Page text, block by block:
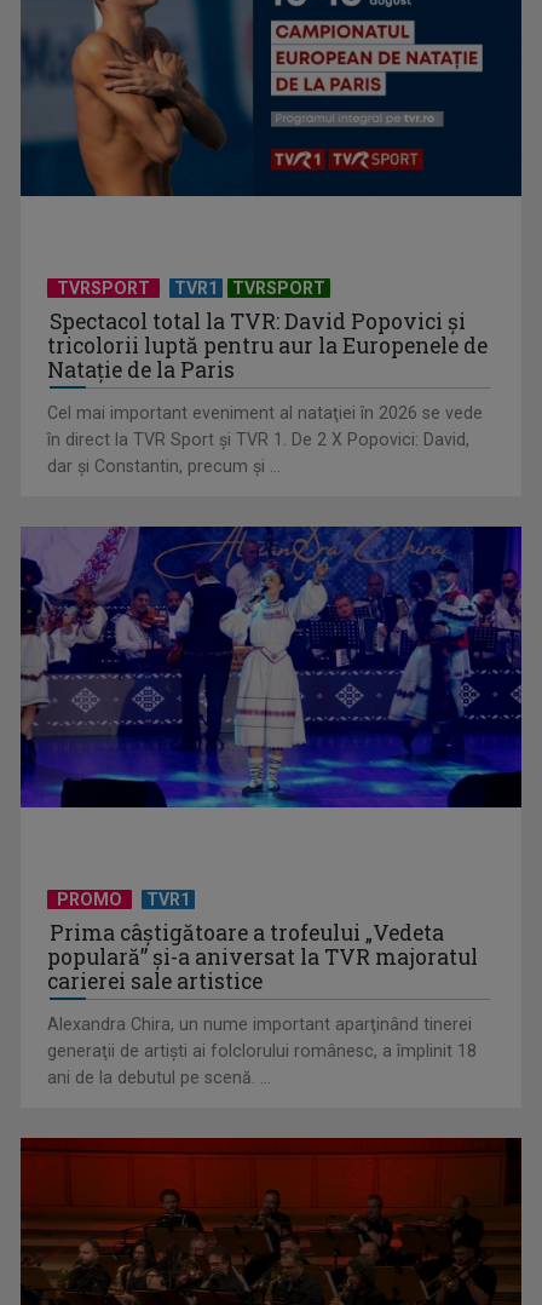
Premiile Oscar 2026: Sfârșit de epocă și eterna întoarcere a
Filmului la Teatru
Cum ne-a îmbolnăvit telefonul și cum salvarea era mereu
De ce incidentul OpenAI este cel mai îngrijorător accident de
până acum ...
TVRSPORT TVR1 TVRSPORT
Spectacol total la TVR: David Popovici și
tricolorii luptă pentru aur la Europenele de
Natație de la Paris
Cel mai important eveniment al nataţiei în 2026 se vede
în direct la TVR Sport şi TVR 1. De 2 X Popovici: David,
PROMO TVR1
Prima câştigătoare a trofeului „Vedeta
populară” şi-a aniversat la TVR majoratul
carierei sale artistice
Alexandra Chira, un nume important aparţinând tinerei
generaţii de artişti ai folclorului românesc, a împlinit 18